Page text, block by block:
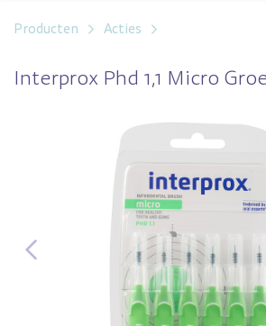
Producten Acties
Interprox Phd 1,1 Micro